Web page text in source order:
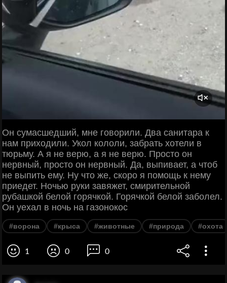
Он сумасшедший, мне говорили. Два санитара к
нам приходили. Укол кололи, забрать хотели в
тюрьму. А я не верю, а я не верю. Просто он
нервный, просто он нервный. Да, выпивает, а чтоб
не выпить ему. Ну что же, скоро я помощь к нему
приедет. Ночью руки завяжет, смирительной
рубашкой белой горячкой. Горячкой белой заболел.
Он уехал в ночь на газонокос
#ворона #крыса #животные #природа #охота
1 0 0